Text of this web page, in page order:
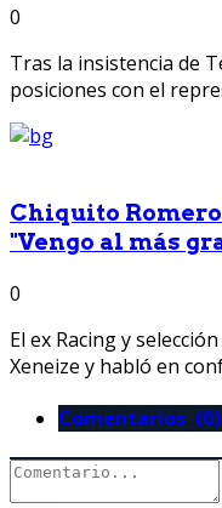
0
Tras la insistencia de
posiciones con el
Chiquito
"Vengo al más
0
El ex Racing y
Xeneize y habló en
Comentarios (0)